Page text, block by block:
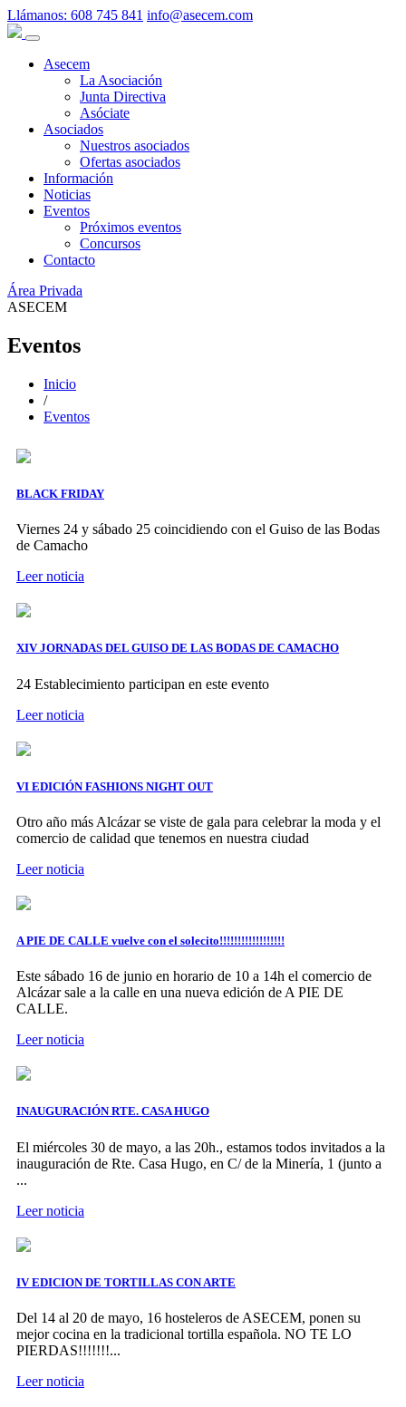
Llámanos: 608 745 841 info@asecem.com
Asecem
La Asociación
Junta Directiva
Asóciate
Asociados
Nuestros asociados
Ofertas asociados
Información
Noticias
Eventos
Próximos eventos
Concursos
Contacto
Área Privada
ASECEM
Eventos
Inicio
/
Eventos
BLACK FRIDAY
Viernes 24 y sábado 25 coincidiendo con el Guiso de las Bodas
de Camacho
Leer noticia
XIV JORNADAS DEL GUISO DE LAS BODAS DE CAMACHO
24 Establecimiento participan en este evento
Leer noticia
VI EDICIÓN FASHIONS NIGHT OUT
Otro año más Alcázar se viste de gala para celebrar la moda y el
comercio de calidad que tenemos en nuestra ciudad
Leer noticia
A PIE DE CALLE vuelve con el solecito!!!!!!!!!!!!!!!!!!
Este sábado 16 de junio en horario de 10 a 14h el comercio de
Alcázar sale a la calle en una nueva edición de A PIE DE
CALLE.
Leer noticia
INAUGURACIÓN RTE. CASA HUGO
El miércoles 30 de mayo, a las 20h., estamos todos invitados a la
inauguración de Rte. Casa Hugo, en C/ de la Minería, 1 (junto a
...
Leer noticia
IV EDICION DE TORTILLAS CON ARTE
Del 14 al 20 de mayo, 16 hosteleros de ASECEM, ponen su
mejor cocina en la tradicional tortilla española. NO TE LO
PIERDAS!!!!!!!...
Leer noticia